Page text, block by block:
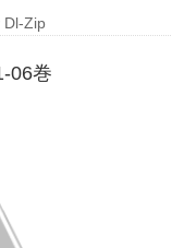
Dl-Zip
06巻